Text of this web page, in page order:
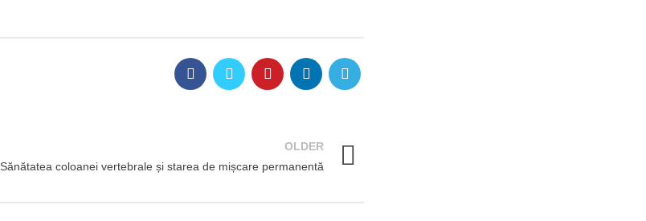
OLDER
Sănătatea coloanei vertebrale și starea de mișcare permanentă